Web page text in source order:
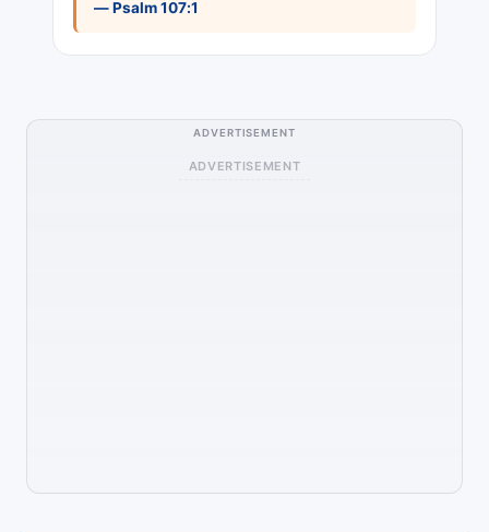
— Psalm 107:1
ADVERTISEMENT
ADVERTISEMENT